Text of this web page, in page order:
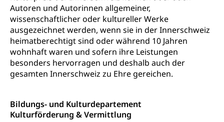
Autoren und Autorinnen allgemeiner,
wissenschaftlicher oder kultureller Werke
ausgezeichnet werden, wenn sie in der Innerschweiz
heimatberechtigt sind oder während 10 Jahren
wohnhaft waren und sofern ihre Leistungen
besonders hervorragen und deshalb auch der
gesamten Innerschweiz zu Ehre gereichen.
Bildungs- und Kulturdepartement
Kulturförderung & Vermittlung
Betreuungsangebote
Schulliste
Heilpädagogische Schulen
Freiwilliger Schulsport
Universität Luzern
Fachstelle Hochschulbildung
Kindergarten, Kinderkrippe, Krippe, Kinderhort,
Kindertagesstätte, Spielgruppe, Tagesmutter,
Freiwilliges Kindergarten Jahr
Kinderbetreuung
Freiwilliges Kindergarten Jahr
Frühe Sprachförderung
Frühe Förderung
Gesundheit und Soziales
Konsumentenrechte, Produktsicherheit,
Preisüberwachung, Preisüberwacher,